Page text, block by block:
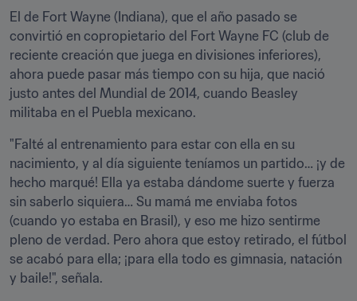
El de Fort Wayne (Indiana), que el año pasado se
convirtió en copropietario del Fort Wayne FC (club de
reciente creación que juega en divisiones inferiores),
ahora puede pasar más tiempo con su hija, que nació
justo antes del Mundial de 2014, cuando Beasley
militaba en el Puebla mexicano.
"Falté al entrenamiento para estar con ella en su
nacimiento, y al día siguiente teníamos un partido… ¡y de
hecho marqué! Ella ya estaba dándome suerte y fuerza
sin saberlo siquiera… Su mamá me enviaba fotos
(cuando yo estaba en Brasil), y eso me hizo sentirme
pleno de verdad. Pero ahora que estoy retirado, el fútbol
se acabó para ella; ¡para ella todo es gimnasia, natación
y baile!", señala.